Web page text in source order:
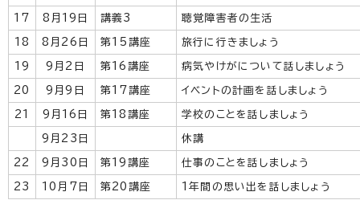
17 8月19日 講義3 聴覚障害者の生活
18 8月26日 第15講座 旅行に行きましょう
19 9月2日 第16講座 病気やけがについて話しましょう
20 9月9日 第17講座 イベントの計画を話しましょう
21 9月16日 第18講座 学校のことを話しましょう
9月23日 休講
22 9月30日 第19講座 仕事のことを話しましょう
23 10月7日 第20講座 1年間の思い出を話しましょう